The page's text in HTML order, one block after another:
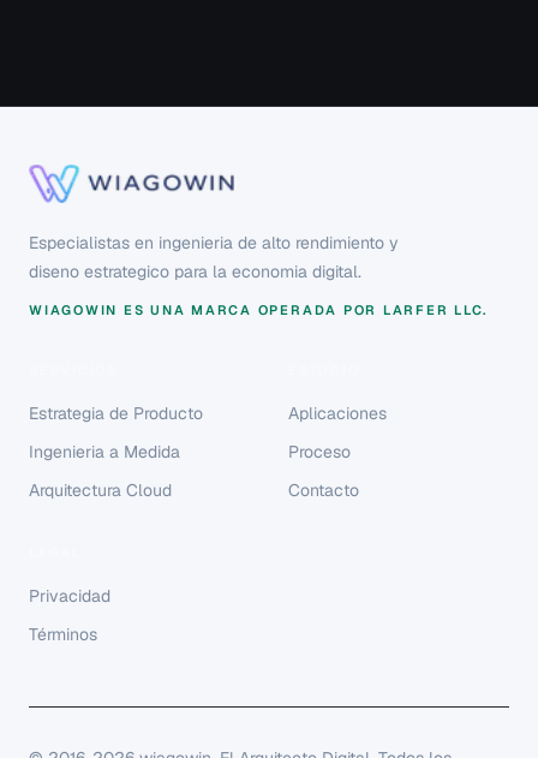
Especialistas en ingenieria de alto rendimiento y
diseno estrategico para la economia digital.
WIAGOWIN ES UNA MARCA OPERADA POR LARFER LLC.
Estrategia de Producto
Ingenieria a Medida
Arquitectura Cloud
Aplicaciones
Proceso
Contacto
Privacidad
Términos